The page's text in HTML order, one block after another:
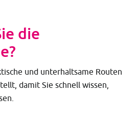
die
und unterhaltsame Routen
damit Sie schnell wissen,